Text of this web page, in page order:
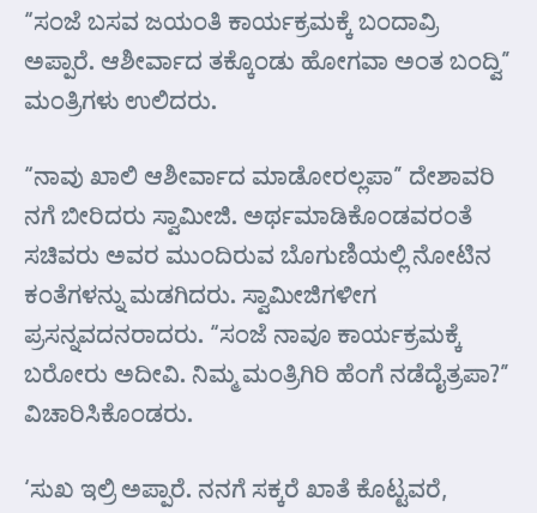
“ಸಂಜೆ ಬಸವ ಜಯಂತಿ ಕಾರ್ಯಕ್ರಮಕ್ಕೆ ಬಂದಾವ್ರಿ
ಅಪ್ಪಾರೆ. ಆಶೀರ್ವಾದ ತಕ್ಕೊಂಡು ಹೋಗವಾ ಅಂತ ಬಂದ್ವಿ”
ಮಂತ್ರಿಗಳು ಉಲಿದರು.
“ನಾವು ಖಾಲಿ ಆಶೀರ್ವಾದ ಮಾಡೋರಲ್ಲಪಾ” ದೇಶಾವರಿ
ನಗೆ ಬೀರಿದರು ಸ್ವಾಮೀಜಿ. ಅರ್ಥಮಾಡಿಕೊಂಡವರಂತೆ
ಸಚಿವರು ಅವರ ಮುಂದಿರುವ ಬೊಗುಣಿಯಲ್ಲಿ ನೋಟಿನ
ಕಂತೆಗಳನ್ನು ಮಡಗಿದರು. ಸ್ವಾಮೀಜಿಗಳೀಗ
ಪ್ರಸನ್ನವದನರಾದರು. “ಸಂಜೆ ನಾವೂ ಕಾರ್ಯಕ್ರಮಕ್ಕೆ
ಬರೋರು ಅದೀವಿ. ನಿಮ್ಮ ಮಂತ್ರಿಗಿರಿ ಹೆಂಗೆ ನಡೆದೈತ್ರಪಾ?”
ವಿಚಾರಿಸಿಕೊಂಡರು.
‘ಸುಖ ಇಲ್ರಿ ಅಪ್ಪಾರೆ. ನನಗೆ ಸಕ್ಕರೆ ಖಾತೆ ಕೊಟ್ಟವರೆ,